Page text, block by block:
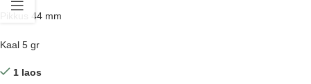
Pikkus 44 mm
Kaal 5 gr
1 laos